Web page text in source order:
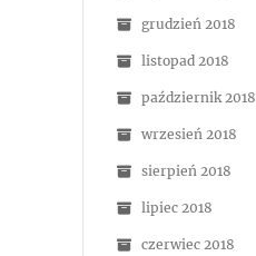
grudzień 2018
listopad 2018
październik 2018
wrzesień 2018
sierpień 2018
lipiec 2018
czerwiec 2018